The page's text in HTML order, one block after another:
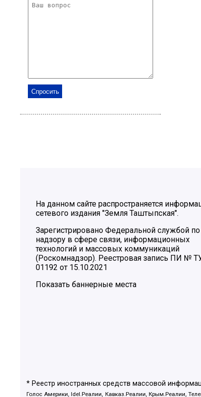
На данном сайте распространяется
сетевого издания "Земля Таштыпская".
Зарегистрировано Федеральной службой по
надзору в сфере связи, информационных
технологий и массовых коммуникаций
(Роскомнадзор). Реестровая запись ПИ №
01192 от 15.10.2021
Показать баннерные места
* Реестр иностранных средств массовой
Голос Америки, Idel.Реалии, Кавказ.Реалии, Крым.Реалии,